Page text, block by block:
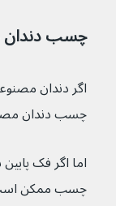
چسب
اگر دندان
چسب دندان
اما اگر فک
چسب ممکن است